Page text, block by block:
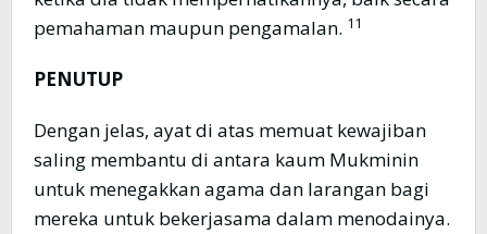
pemahaman maupun pengamalan. 11
PENUTUP
Dengan jelas, ayat di atas memuat kewajiban
saling membantu di antara kaum Mukminin
untuk menegakkan agama dan larangan bagi
mereka untuk bekerjasama dalam menodainya.